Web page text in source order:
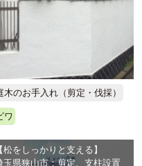
木のお手入れ（剪定・伐採）
ワ
【松をしっかりと支える】
玉県狭山市：剪定、支柱設置